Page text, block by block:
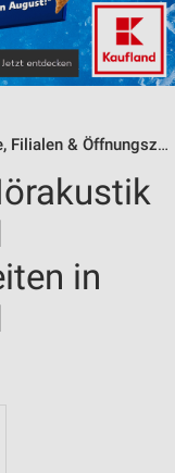
& Öffnungszeiten
in